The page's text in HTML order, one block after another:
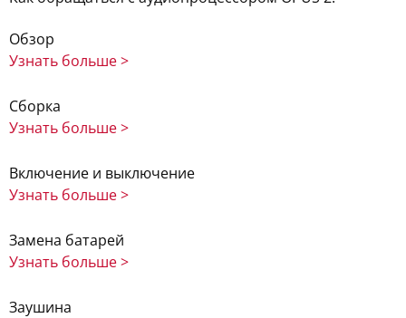
Обзор
Узнать больше >
Сборка
Узнать больше >
Включение и выключение
Узнать больше >
Замена батарей
Узнать больше >
Заушина